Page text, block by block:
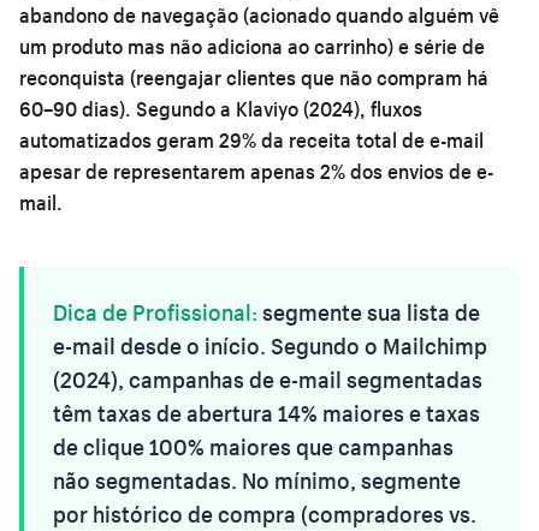
abandono de navegação (acionado quando alguém vê
um produto mas não adiciona ao carrinho) e série de
reconquista (reengajar clientes que não compram há
60–90 dias). Segundo a Klaviyo (2024), fluxos
automatizados geram 29% da receita total de e-mail
apesar de representarem apenas 2% dos envios de e-
mail.
Dica de Profissional: segmente sua lista de
e-mail desde o início. Segundo o Mailchimp
(2024), campanhas de e-mail segmentadas
têm taxas de abertura 14% maiores e taxas
de clique 100% maiores que campanhas
não segmentadas. No mínimo, segmente
por histórico de compra (compradores vs.